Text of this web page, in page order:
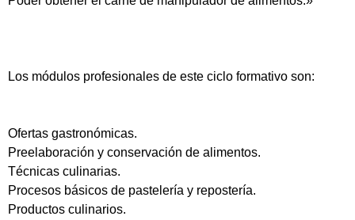
Los módulos profesionales de este ciclo formativo son:
Ofertas gastronómicas.
Preelaboración y conservación de alimentos.
Técnicas culinarias.
Procesos básicos de pastelería y repostería.
Productos culinarios.